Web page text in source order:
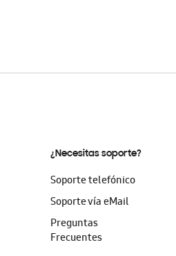
¿Necesitas soporte?
Soporte telefónico
Soporte vía eMail
Preguntas
Frecuentes